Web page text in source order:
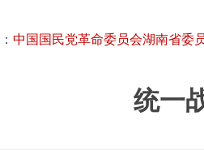
中国国民党革命委员会湖南省委
统一